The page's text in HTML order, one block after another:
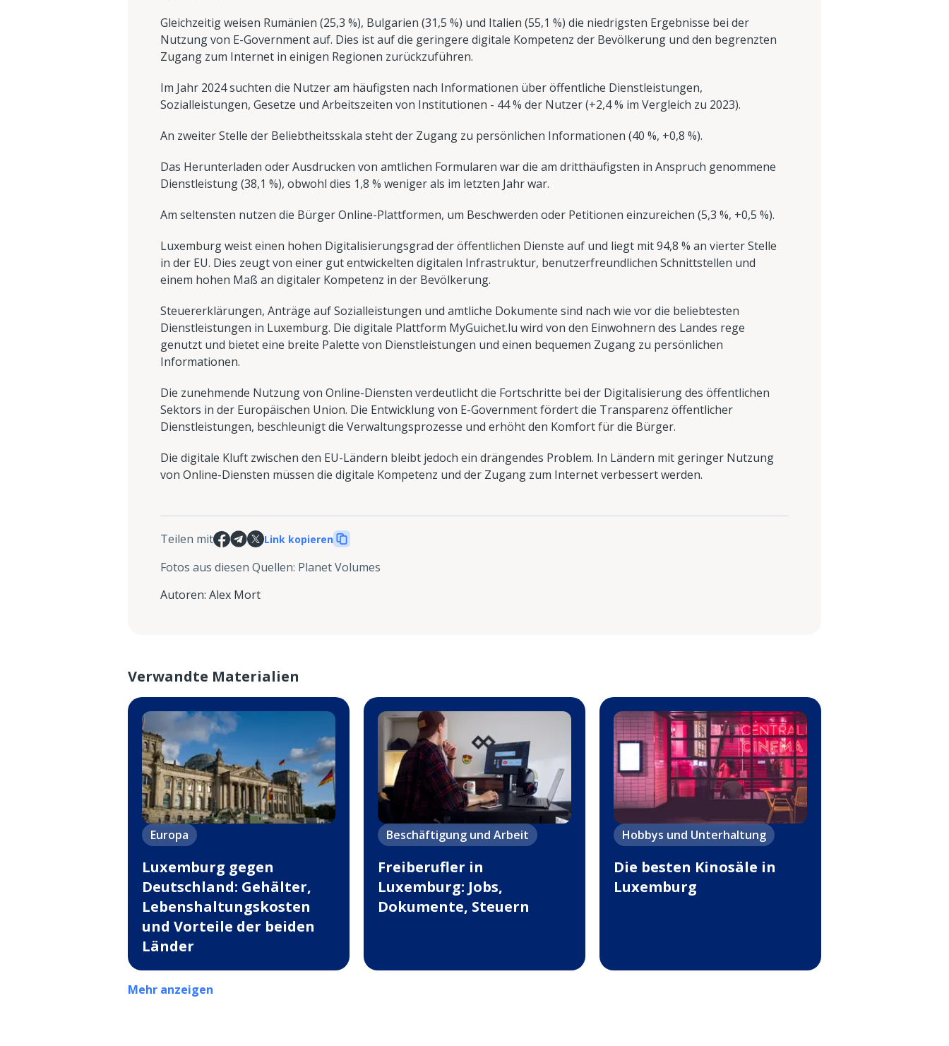
Gleichzeitig weisen Rumänien (25,3 %), Bulgarien (31,5 %) und Italien (55,1 %) die niedrigsten Ergebnisse bei der
Nutzung von E-Government auf. Dies ist auf die geringere digitale Kompetenz der Bevölkerung und den begrenzten
Zugang zum Internet in einigen Regionen zurückzuführen.
Im Jahr 2024 suchten die Nutzer am häufigsten nach Informationen über öffentliche Dienstleistungen,
Sozialleistungen, Gesetze und Arbeitszeiten von Institutionen - 44 % der Nutzer (+2,4 % im Vergleich zu 2023).
An zweiter Stelle der Beliebtheitsskala steht der Zugang zu persönlichen Informationen (40 %, +0,8 %).
Das Herunterladen oder Ausdrucken von amtlichen Formularen war die am dritthäufigsten in Anspruch genommene
Dienstleistung (38,1 %), obwohl dies 1,8 % weniger als im letzten Jahr war.
Am seltensten nutzen die Bürger Online-Plattformen, um Beschwerden oder Petitionen einzureichen (5,3 %, +0,5 %).
Luxemburg weist einen hohen Digitalisierungsgrad der öffentlichen Dienste auf und liegt mit 94,8 % an vierter Stelle
in der EU. Dies zeugt von einer gut entwickelten digitalen Infrastruktur, benutzerfreundlichen Schnittstellen und
einem hohen Maß an digitaler Kompetenz in der Bevölkerung.
Steuererklärungen, Anträge auf Sozialleistungen und amtliche Dokumente sind nach wie vor die beliebtesten
Dienstleistungen in Luxemburg. Die digitale Plattform MyGuichet.lu wird von den Einwohnern des Landes rege
genutzt und bietet eine breite Palette von Dienstleistungen und einen bequemen Zugang zu persönlichen
Informationen.
Die zunehmende Nutzung von Online-Diensten verdeutlicht die Fortschritte bei der Digitalisierung des öffentlichen
Sektors in der Europäischen Union. Die Entwicklung von E-Government fördert die Transparenz öffentlicher
Dienstleistungen, beschleunigt die Verwaltungsprozesse und erhöht den Komfort für die Bürger.
Die digitale Kluft zwischen den EU-Ländern bleibt jedoch ein drängendes Problem. In Ländern mit geringer Nutzung
von Online-Diensten müssen die digitale Kompetenz und der Zugang zum Internet verbessert werden.
Teilen mit Link kopieren
Fotos aus diesen Quellen: Planet Volumes
Autoren: Alex Mort
Verwandte Materialien
Europa
Luxemburg gegen
Deutschland: Gehälter,
Lebenshaltungskosten
und Vorteile der beiden
Länder
Beschäftigung und Arbeit
Freiberufler in
Luxemburg: Jobs,
Dokumente, Steuern
Hobbys und Unterhaltung
Die besten Kinosäle in
Luxemburg
Mehr anzeigen